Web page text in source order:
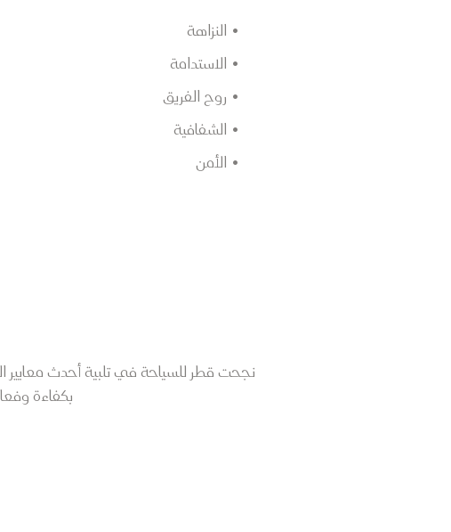
النزاهة
الاستدامة
روح الفريق
الشفافية
الأمن
نجحت قطر للسياحة في تلبية أحدث معايير
بكفاءة